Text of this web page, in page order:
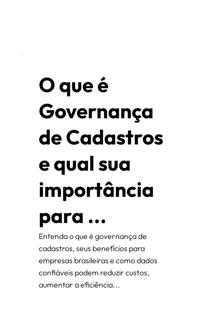
O que é
Governança
de Cadastros
e qual sua
importância
para ...
Entenda o que é governança de
cadastros, seus benefícios para
empresas brasileiras e como dados
confiáveis podem reduzir custos,
aumentar a eficiência...